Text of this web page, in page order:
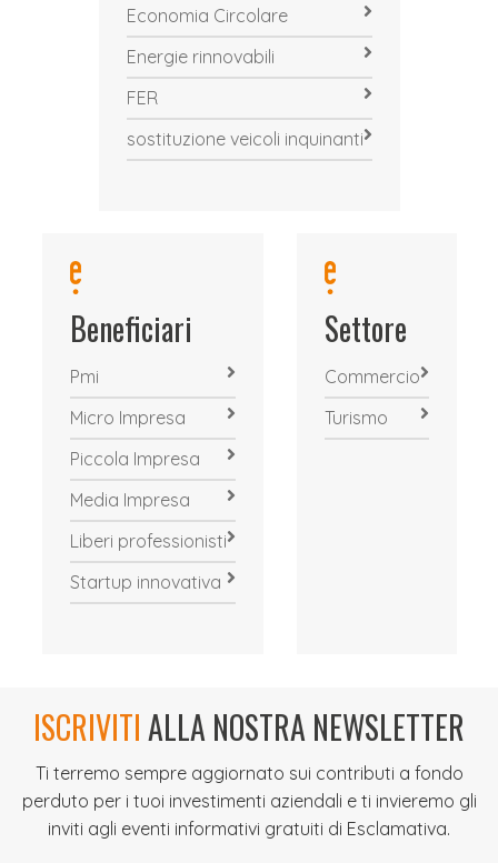
Economia Circolare
Energie rinnovabili
FER
sostituzione veicoli inquinanti
Beneficiari
Pmi
Micro Impresa
Piccola Impresa
Media Impresa
Liberi professionisti
Startup innovativa
Settore
Commercio
Turismo
ISCRIVITIALLA NOSTRA NEWSLETTER
Ti terremo sempre aggiornato sui contributi a fondo
perduto per i tuoi investimenti aziendali e ti invieremo gli
inviti agli eventi informativi gratuiti di Esclamativa.